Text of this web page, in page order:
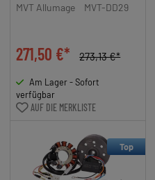
MVT Allumage MVT-DD29
271,50 €* 273,13 €*
Am Lager - Sofort
verfügbar
AUF DIE MERKLISTE
Top